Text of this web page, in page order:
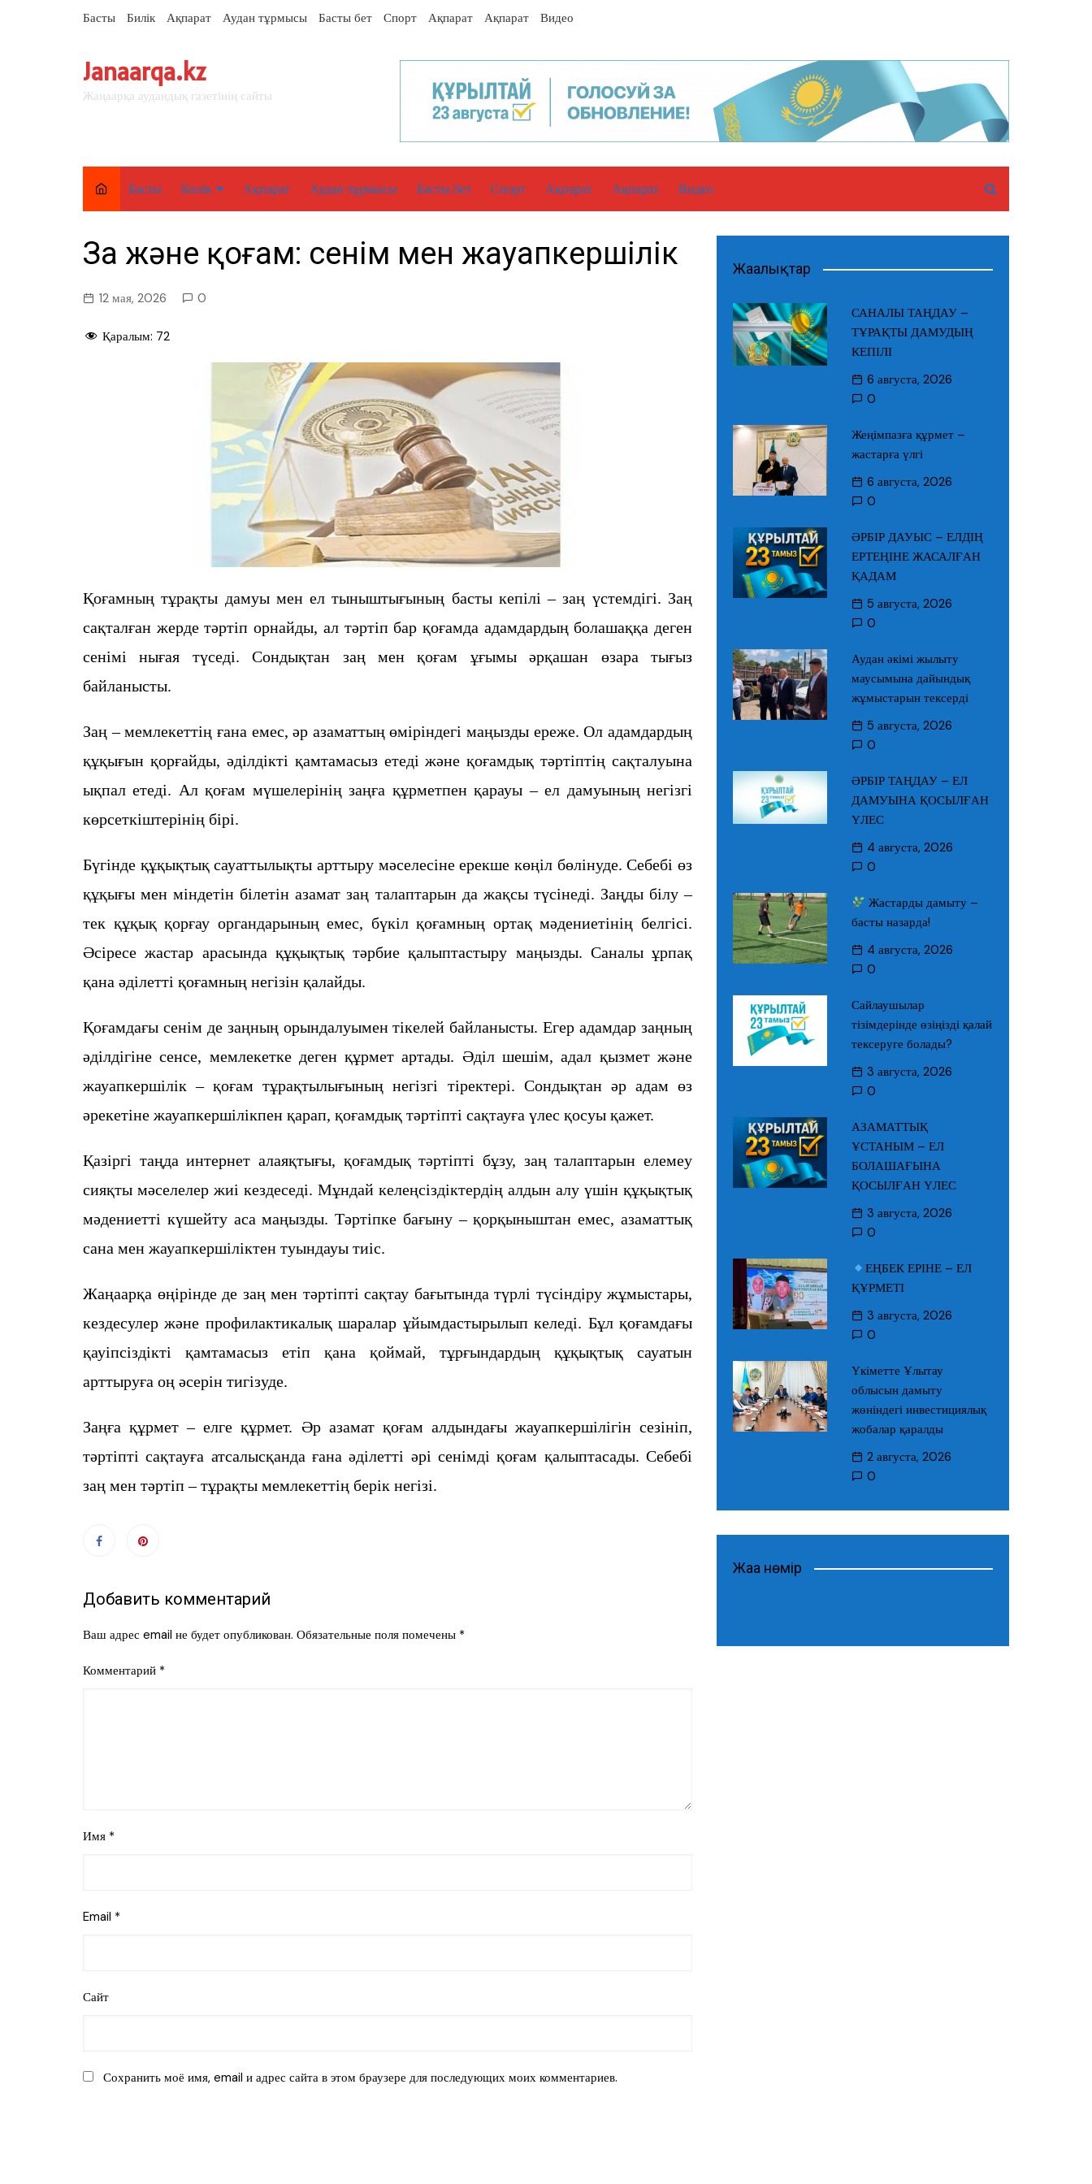
Басты Билік Ақпарат Аудан тұрмысы Басты бет Спорт Ақпарат Ақпарат Видео
Janaarqa.kz
Жаңаарқа аудандық газетінің сайты
Басты Билік
Аймақ
Аудан
Ақпарат Аудан тұрмысы Басты бет Спорт Ақпарат Ақпарат Видео
Заң және қоғам: сенім мен жауапкершілік
12 мая, 2026 0
Қаралым: 72
Қоғамның тұрақты дамуы мен ел тыныштығының басты кепілі – заң үстемдігі. Заң
сақталған жерде тәртіп орнайды, ал тәртіп бар қоғамда адамдардың болашаққа деген
сенімі нығая түседі. Сондықтан заң мен қоғам ұғымы әрқашан өзара тығыз
байланысты.
Заң – мемлекеттің ғана емес, әр азаматтың өміріндегі маңызды ереже. Ол адамдардың
құқығын қорғайды, әділдікті қамтамасыз етеді және қоғамдық тәртіптің сақталуына
ықпал етеді. Ал қоғам мүшелерінің заңға құрметпен қарауы – ел дамуының негізгі
көрсеткіштерінің бірі.
Бүгінде құқықтық сауаттылықты арттыру мәселесіне ерекше көңіл бөлінуде. Себебі өз
құқығы мен міндетін білетін азамат заң талаптарын да жақсы түсінеді. Заңды білу –
тек құқық қорғау органдарының емес, бүкіл қоғамның ортақ мәдениетінің белгісі.
Әсіресе жастар арасында құқықтық тәрбие қалыптастыру маңызды. Саналы ұрпақ
қана әділетті қоғамның негізін қалайды.
Қоғамдағы сенім де заңның орындалуымен тікелей байланысты. Егер адамдар заңның
әділдігіне сенсе, мемлекетке деген құрмет артады. Әділ шешім, адал қызмет және
жауапкершілік – қоғам тұрақтылығының негізгі тіректері. Сондықтан әр адам өз
әрекетіне жауапкершілікпен қарап, қоғамдық тәртіпті сақтауға үлес қосуы қажет.
Қазіргі таңда интернет алаяқтығы, қоғамдық тәртіпті бұзу, заң талаптарын елемеу
сияқты мәселелер жиі кездеседі. Мұндай келеңсіздіктердің алдын алу үшін құқықтық
мәдениетті күшейту аса маңызды. Тәртіпке бағыну – қорқыныштан емес, азаматтық
сана мен жауапкершіліктен туындауы тиіс.
Жаңаарқа өңірінде де заң мен тәртіпті сақтау бағытында түрлі түсіндіру жұмыстары,
кездесулер және профилактикалық шаралар ұйымдастырылып келеді. Бұл қоғамдағы
қауіпсіздікті қамтамасыз етіп қана қоймай, тұрғындардың құқықтық сауатын
арттыруға оң әсерін тигізуде.
Заңға құрмет – елге құрмет. Әр азамат қоғам алдындағы жауапкершілігін сезініп,
тәртіпті сақтауға атсалысқанда ғана әділетті әрі сенімді қоғам қалыптасады. Себебі
заң мен тәртіп – тұрақты мемлекеттің берік негізі.
Добавить комментарий
Ваш адрес email не будет опубликован. Обязательные поля помечены *
Комментарий *
Имя *
Email *
Сайт
Сохранить моё имя, email и адрес сайта в этом браузере для последующих моих комментариев.
Жаңалықтар
САНАЛЫ ТАҢДАУ –
ТҰРАҚТЫ ДАМУДЫҢ
КЕПІЛІ
6 августа, 2026
0
Жеңімпазға құрмет –
жастарға үлгі
6 августа, 2026
0
ӘРБІР ДАУЫС – ЕЛДІҢ
ЕРТЕҢІНЕ ЖАСАЛҒАН
ҚАДАМ
5 августа, 2026
0
Аудан әкімі жылыту
маусымына дайындық
жұмыстарын тексерді
5 августа, 2026
0
ӘРБІР ТАҢДАУ – ЕЛ
ДАМУЫНА ҚОСЫЛҒАН
ҮЛЕС
4 августа, 2026
0
Жастарды дамыту –
басты назарда!
4 августа, 2026
0
Сайлаушылар
тізімдерінде өзіңізді қалай
тексеруге болады?
3 августа, 2026
0
АЗАМАТТЫҚ
ҰСТАНЫМ – ЕЛ
БОЛАШАҒЫНА
ҚОСЫЛҒАН ҮЛЕС
3 августа, 2026
0
ЕҢБЕК ЕРІНЕ – ЕЛ
ҚҰРМЕТІ
3 августа, 2026
0
Үкіметте Ұлытау
облысын дамыту
жөніндегі инвестициялық
жобалар қаралды
2 августа, 2026
0
Жаңа нөмір